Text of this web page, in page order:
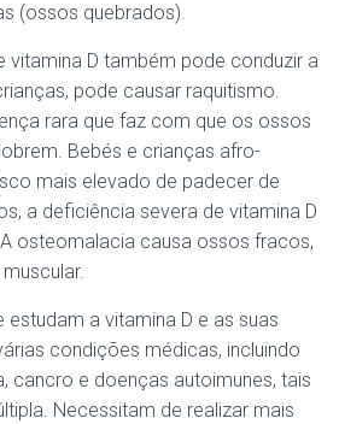
(ossos quebrados).
vitamina D também pode conduzir a
pode causar raquitismo.
rara que faz com que os ossos
Bebés e crianças afro-
mais elevado de padecer de
a deficiência severa de vitamina D
osteomalacia causa ossos fracos,
estudam a vitamina D e as suas
condições médicas, incluindo
cancro e doenças autoimunes, tais
Necessitam de realizar mais